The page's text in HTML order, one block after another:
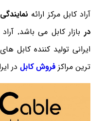
آراد کابل مرکز ارائه
در بازار کابل می باشد.
ایرانی تولید کننده کابل
ترین مراکز فروش کابل در